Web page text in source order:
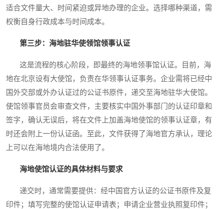
适合文件量大、时间紧迫或异地办理的企业。选择哪种渠道，需
权衡自身行政成本与时间成本。
第三步：海地驻华使领馆领事认证
这是流程的核心阶段，即最终的海地领事馆认证。目前，海
地在北京设有大使馆，负责在华领事认证事务。企业需将已经中
国外交部或外办认证过的公证书原件，递交至海地驻华大使馆。
使馆领事官员会审查文件，主要核实中国外事部门的认证印章和
签字，确认无误后，将在文件上加盖海地使馆的领事认证章，有
时还会附上一份认证函。至此，文件获得了海地官方承认，理论
上可以在海地境内合法使用了。
海地使馆认证的具体材料与要求
递交时，通常需要提供：经中国官方认证的公证书原件及复
印件；填写完整的使馆认证申请表；申请企业营业执照复印件；